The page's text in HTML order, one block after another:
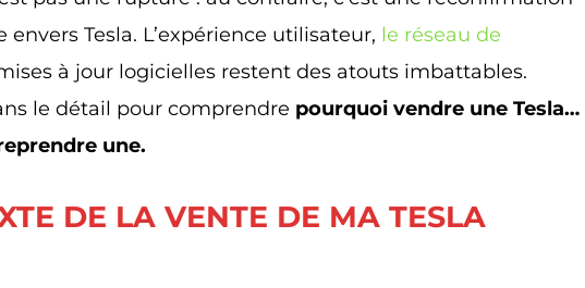
Tesla. L’expérience utilisateur, le réseau de
à jour logicielles restent des atouts imbattables.
le détail pour comprendre pourquoi vendre une Tesla…
une.
DE LA VENTE DE MA TESLA